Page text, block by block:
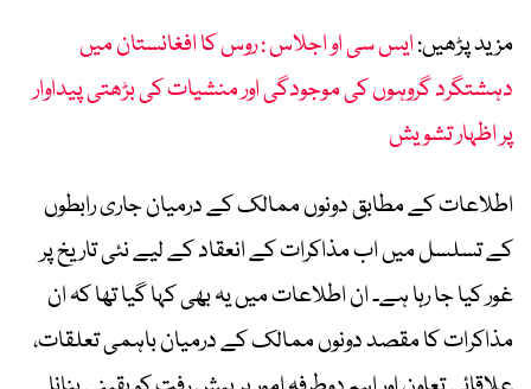
مزید پڑھیں:ایس سی او اجلاس : روس کا افغانستان میں
دہشتگرد گروہوں کی موجودگی اور منشیات کی بڑھتی پیداوار
پر اظہار تشویش
اطلاعات کے مطابق دونوں ممالک کے درمیان جاری رابطوں
کے تسلسل میں اب مذاکرات کے انعقاد کے لیے نئی تاریخ پر
غور کیا جا رہا ہے۔ ان اطلاعات میں یہ بھی کہا گیا تھا کہ ان
مذاکرات کا مقصد دونوں ممالک کے درمیان باہمی تعلقات،